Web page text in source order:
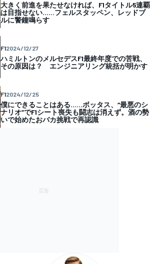
大きく前進を果たせなければ、F1タイトル5連覇
は目指せない……フェルスタッペン、レッドブ
ルに警鐘鳴らす
F12024/12/27
ハミルトンのメルセデスF1最終年度での苦戦、
その原因は？ エンジニアリング統括が明かす
F12024/12/25
僕にできることはある……ボッタス、“最悪のシ
ナリオ”でF1シート喪失も闘志は消えず。酒の勢
いで始めたおバカ挑戦で再認識